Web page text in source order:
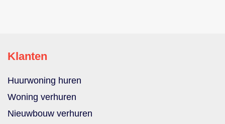
Klanten
Huurwoning huren
Woning verhuren
Nieuwbouw verhuren